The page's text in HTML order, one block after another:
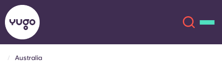
Australia